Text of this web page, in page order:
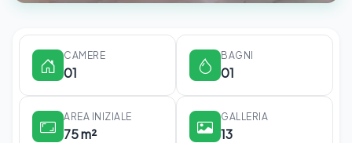
CAMERE
01
BAGNI
01
AREA INIZIALE
75 m²
GALLERIA
13